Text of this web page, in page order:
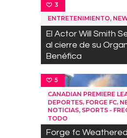
3
ENTRETENIMIENTO,
El Actor Will Smith
al cierre de su
Benéfica
5
CANADIAN PREMIERE
DEPORTES, FORGE FC,
NOTICIAS, SPORTS -
TODO
Forge fc